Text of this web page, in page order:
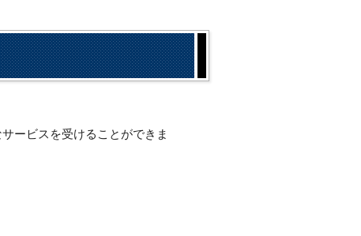
ービスを受けることができま